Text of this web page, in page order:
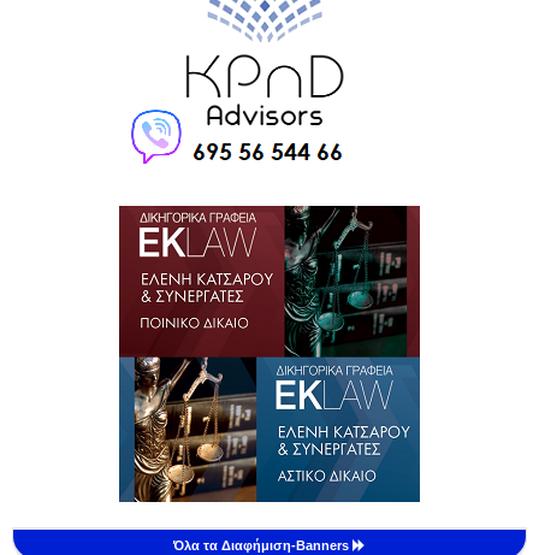
Όλα τα Διαφήμιση-Banners